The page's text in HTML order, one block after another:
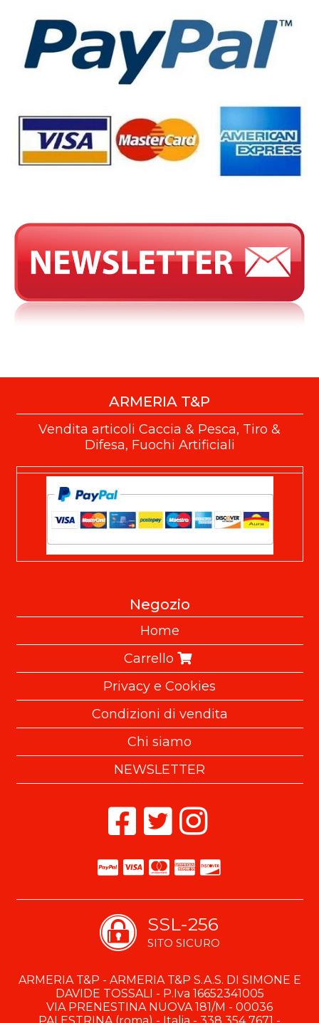
ARMERIA T&P
Vendita articoli Caccia & Pesca, Tiro &
Difesa, Fuochi Artificiali
Negozio
Home
Carrello
Privacy e Cookies
Condizioni di vendita
Chi siamo
NEWSLETTER
SSL-256
SITO SICURO
ARMERIA T&P - ARMERIA T&P S.A.S. DI SIMONE E
DAVIDE TOSSALI - P.Iva 16652341005
VIA PRENESTINA NUOVA 181/M - 00036